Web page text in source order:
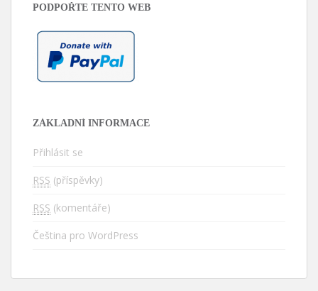
PODPOŘTE TENTO WEB
ZÁKLADNÍ INFORMACE
Přihlásit se
RSS (příspěvky)
RSS (komentáře)
Čeština pro WordPress